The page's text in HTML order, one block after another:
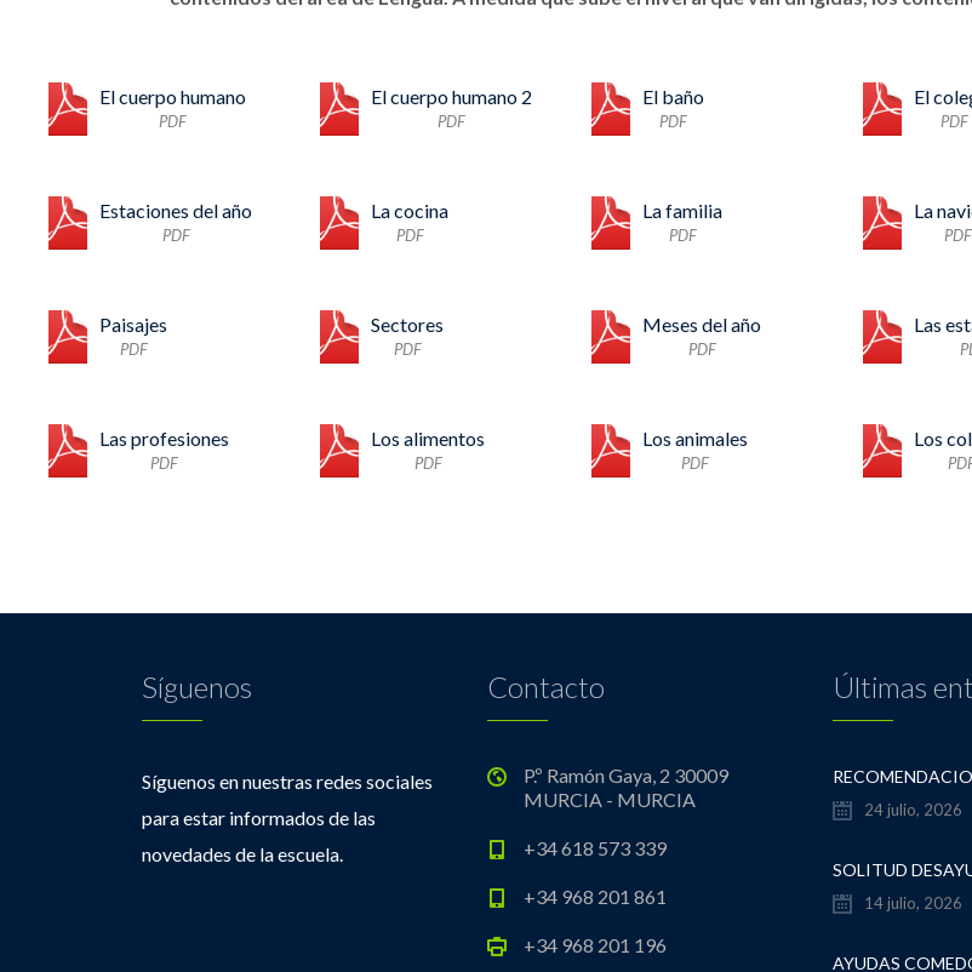
El cuerpo humano
PDF
Estaciones del año
PDF
Paisajes
PDF
Las profesiones
PDF
El cuerpo humano 2
PDF
La cocina
PDF
Sectores
PDF
Los alimentos
PDF
El baño
PDF
La familia
PDF
Meses del año
PDF
Los animales
PDF
El
PDF
La
PDF
Las
Los
Síguenos
Síguenos en nuestras redes sociales
para estar informados de las
novedades de la escuela.
Contacto
P.º Ramón Gaya, 2 30009
MURCIA - MURCIA
+34 618 573 339
+34 968 201 861
+34 968 201 196
Últimas
24 julio, 2026
14 julio, 2026